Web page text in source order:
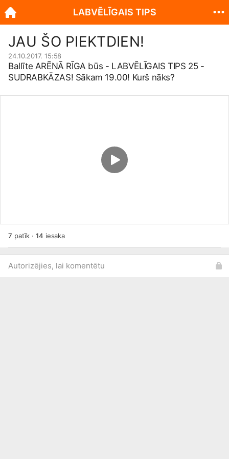
JAU ŠO PIEKTDIEN!
24.10.2017. 15:58
Ballīte ARĒNĀ RĪGA būs - LABVĒLĪGAIS TIPS 25 -
SUDRABKĀZAS! Sākam 19.00! Kurš nāks?
7 patīk ·14 iesaka
Autorizējies, lai komentētu
LABVĒLĪGAIS TIPS